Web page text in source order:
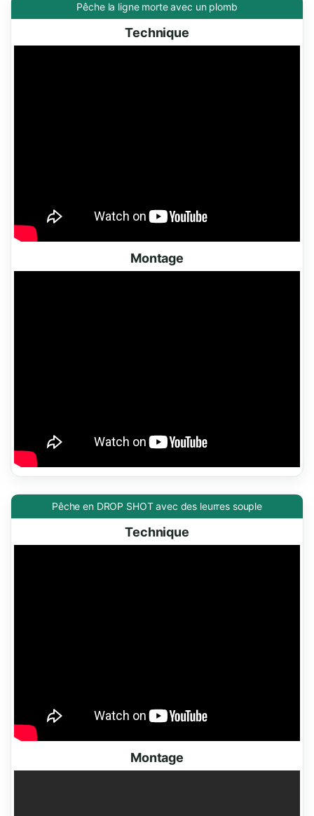
Pêche la ligne morte avec un plomb
Technique
Montage
Pêche en DROP SHOT avec des leurres souple
Technique
Montage